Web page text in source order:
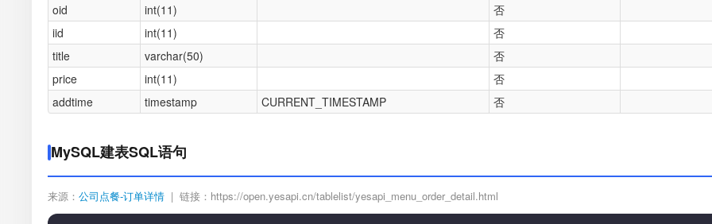
oid
int(11)
否
iid
int(11)
否
title
varchar(50)
否
price
int(11)
否
addtime
timestamp CURRENT_TIMESTAMP 否
MySQL建表SQL语句
来源： 公司点餐-订单详情 | 链接：https://open.yesapi.cn/tablelist/yesapi_menu_order_detail.html